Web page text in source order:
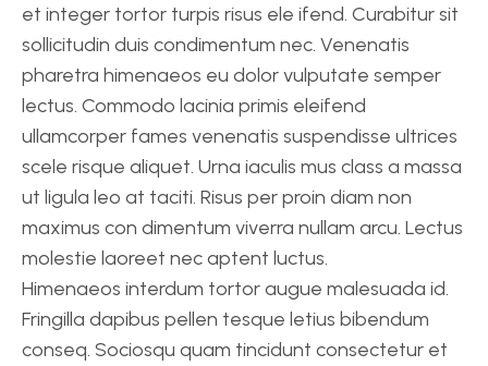
et integer tortor turpis risus ele ifend. Curabitur sit
sollicitudin duis condimentum nec. Venenatis
pharetra himenaeos eu dolor vulputate semper
lectus. Commodo lacinia primis eleifend
ullamcorper fames venenatis suspendisse ultrices
scele risque aliquet. Urna iaculis mus class a massa
ut ligula leo at taciti. Risus per proin diam non
maximus con dimentum viverra nullam arcu. Lectus
molestie laoreet nec aptent luctus.
Himenaeos interdum tortor augue malesuada id.
Fringilla dapibus pellen tesque letius bibendum
conseq. Sociosqu quam tincidunt consectetur et